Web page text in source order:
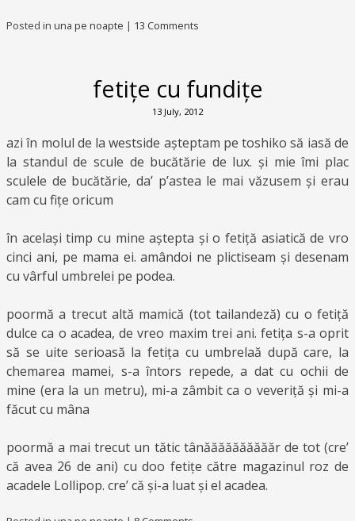
Posted in una pe noapte | 13 Comments
fetițe cu fundițe
13 July, 2012
azi în molul de la westside așteptam pe toshiko să iasă de
la standul de scule de bucătărie de lux. și mie îmi plac
sculele de bucătărie, da’ p’astea le mai văzusem și erau
cam cu fițe oricum
în același timp cu mine aștepta și o fetiță asiatică de vro
cinci ani, pe mama ei. amândoi ne plictiseam și desenam
cu vârful umbrelei pe podea.
poormă a trecut altă mamică (tot tailandeză) cu o fetiță
dulce ca o acadea, de vreo maxim trei ani. fetița s-a oprit
să se uite serioasă la fetița cu umbrelaă după care, la
chemarea mamei, s-a întors repede, a dat cu ochii de
mine (era la un metru), mi-a zâmbit ca o veveriță și mi-a
făcut cu mâna
poormă a mai trecut un tătic tânăăăăăăăăăăr de tot (cre’
că avea 26 de ani) cu doo fetițe către magazinul roz de
acadele Lollipop. cre’ că și-a luat și el acadea.